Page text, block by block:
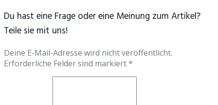
Du hast eine Frage oder eine Meinung zum Artikel?
Teile sie mit uns!
Deine E-Mail-Adresse wird nicht veröffentlicht.
Erforderliche Felder sind markiert *